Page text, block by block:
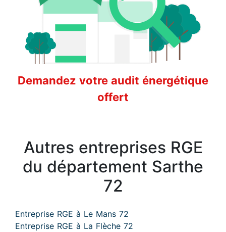
Demandez votre audit énergétique
offert
Autres entreprises RGE
du département Sarthe
72
Entreprise RGE à Le Mans 72
Entreprise RGE à La Flèche 72